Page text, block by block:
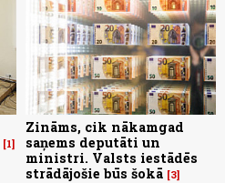
1
Zināms, cik nākamgad
saņems deputāti un
ministri. Valsts iestādēs
strādājošie būs šokā 3